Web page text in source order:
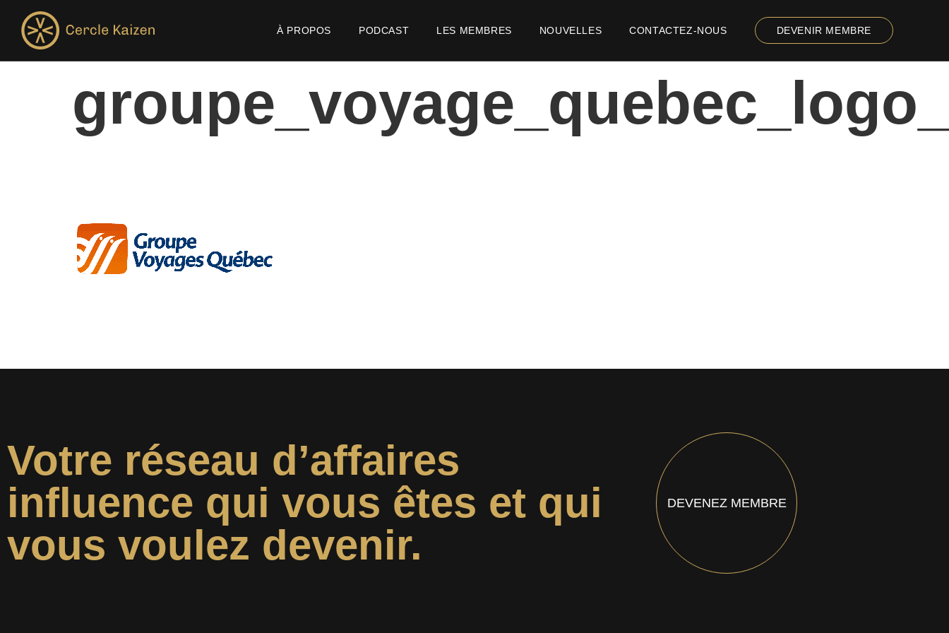
À PROPOS PODCAST LES MEMBRES NOUVELLES CONTACTEZ-NOUS DEVENIR MEMBRE
Votre réseau d’affaires
influence qui vous êtes et qui
vous voulez devenir.
DEVENEZ MEMBRE